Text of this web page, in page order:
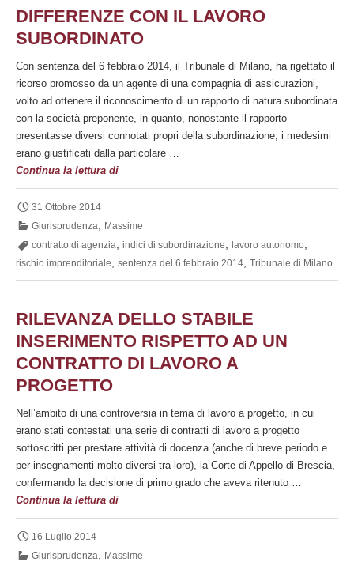
essere
utilizzati
criteri
distintivi
sussidiari
DIFFERENZE CON IL LAVORO
SUBORDINATO
Con sentenza del 6 febbraio 2014, il Tribunale di Milano, ha rigettato il
ricorso promosso da un agente di una compagnia di assicurazioni,
volto ad ottenere il riconoscimento di un rapporto di natura subordinata
con la società preponente, in quanto, nonostante il rapporto
presentasse diversi connotati propri della subordinazione, i medesimi
erano giustificati dalla particolare …
Continua la lettura diContratto
di
-
differenze
con
31 Ottobre 2014
Giurisprudenza
Massime
contratto di agenzia indici di subordinazione lavoro autonomo
rischio imprenditoriale sentenza del 6 febbraio 2014 Tribunale di Milano
RILEVANZA DELLO STABILE
INSERIMENTO RISPETTO AD UN
CONTRATTO DI LAVORO A
PROGETTO
Nell’ambito di una controversia in tema di lavoro a progetto, in cui
erano stati contestati una serie di contratti di lavoro a progetto
sottoscritti per prestare attività di docenza (anche di breve periodo e
per insegnamenti molto diversi tra loro), la Corte di Appello di Brescia,
confermando la decisione di primo grado che aveva ritenuto …
Continua la lettura diRilevanza
dello
inserimento
16 Luglio 2014
Giurisprudenza
Massime